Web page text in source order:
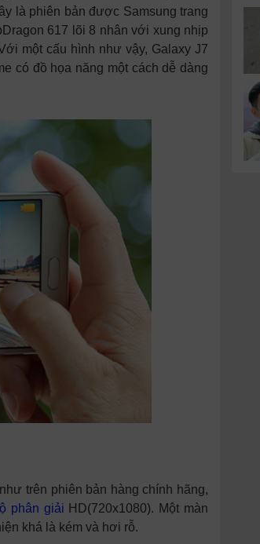
là phiên bản được Samsung trang
617 lõi 8 nhân với xung nhịp
một cấu hình như vậy, Galaxy J7
có đồ họa năng một cách dễ dàng
trên phiên bản hàng chính hãng,
phân giải HD(720x1080). Một màn
khá là kém và hơi rỗ.